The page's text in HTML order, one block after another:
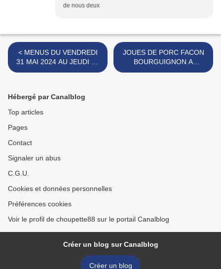
de nous deux
< MENUS DU VENDREDI
31 MAI 2024 AU JEUDI 06
JUIN 2024
JOUES DE PORC FACON
BOURGUIGNON A
L'AUTOCUISEUR >
Hébergé par Canalblog
Top articles
Pages
Contact
Signaler un abus
C.G.U.
Cookies et données personnelles
Préférences cookies
Voir le profil de choupette88 sur le portail Canalblog
Créer un blog sur Canalblog
Créer un blog